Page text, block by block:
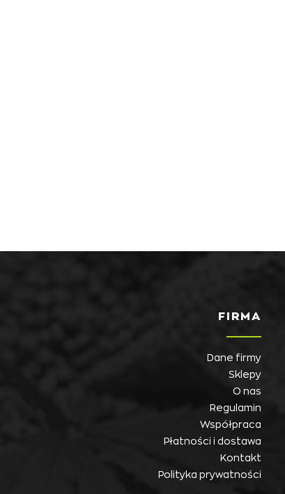
FIRMA
Dane firmy
Sklepy
O nas
Regulamin
Współpraca
Płatności i dostawa
Kontakt
Polityka prywatności